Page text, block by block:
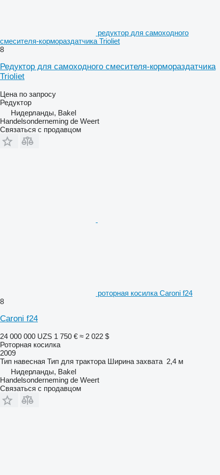
редуктор для самоходного
смесителя-кормораздатчика Trioliet
8
Редуктор для самоходного смесителя-кормораздатчика
Trioliet
Цена по запросу
Редуктор
Нидерланды, Bakel
Handelsonderneming de Weert
Связаться с продавцом
роторная косилка Caroni f24
8
Caroni f24
24 000 000 UZS 1 750 € ≈ 2 022 $
Роторная косилка
2009
Тип навесная Тип для трактора Ширина захвата 2,4 м
Нидерланды, Bakel
Handelsonderneming de Weert
Связаться с продавцом